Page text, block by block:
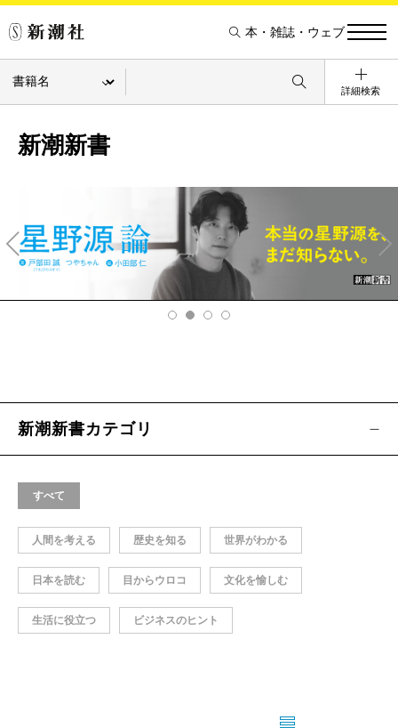
本・雑誌・ウェブ
詳細検索
新潮新書
v
Ne
xt
新潮新書カテゴリ
すべて
人間を考える 歴史を知る 世界がわかる
日本を読む 目からウロコ 文化を愉しむ
生活に役立つ ビジネスのヒント